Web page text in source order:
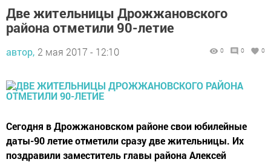
Две жительницы Дрожжановского
района отметили 90-летие
автор, 2 мая 2017 - 12:10 0 0 0
Сегодня в Дрожжановском районе свои юбилейные
даты-90 летие отметили сразу две жительницы. Их
поздравили заместитель главы района Алексей